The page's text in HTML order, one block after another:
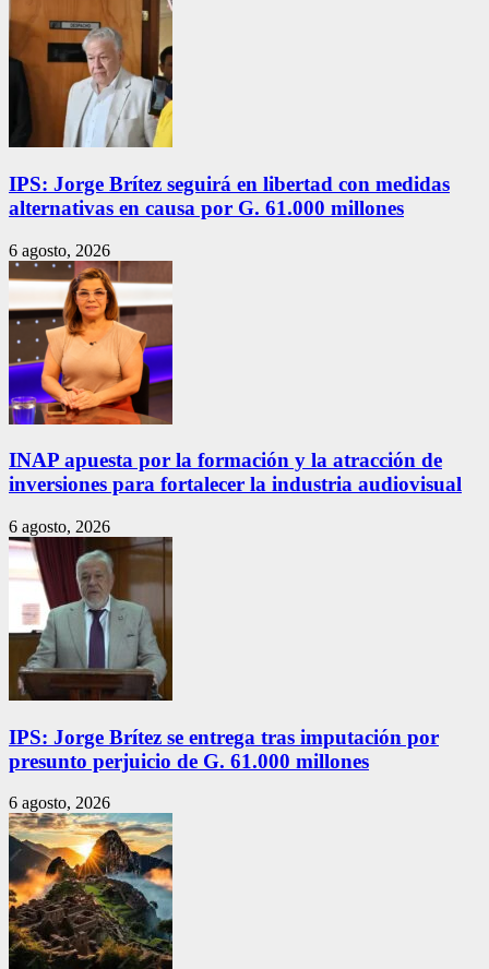
IPS: Jorge Brítez seguirá en libertad con medidas
alternativas en causa por G. 61.000 millones
6 agosto, 2026
INAP apuesta por la formación y la atracción de
inversiones para fortalecer la industria audiovisual
6 agosto, 2026
IPS: Jorge Brítez se entrega tras imputación por
presunto perjuicio de G. 61.000 millones
6 agosto, 2026